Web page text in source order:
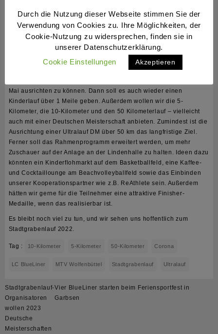
Johannes von ReAthlete im Interview mit Matthias.
Die Pläne für 2022
Wir sind jetzt bereits in der Planung für den Stadtgrabenlauf 2022
Mai ausrichten zu können. Dann soll es auch wieder einen
Kinderlauf über 1 Meile geben. Außerdem wollen wir die 5-
Kilometer, die 10-Kilometer und den 50 Kilometerlauf – vielleicht
auch mit einer Deutschen Meisterschaft anbieten. Zumindest ist die
Ausrichtung einer Ultralauf DM über 50 km das langfristige Ziel.
Ferner soll das Rahmenprogramm erweitert werden, um mehr
Zuschauer auf der Anlage an der Lindenhalle zu halten. Ideen dazu
könnten ein Kinderflohmarkt auf dem Basketballfeld, eine Kaffee-
und Cocktaillounge am Beachvolleyballfeld sowie das Einbinden
unserer Kooperationspartner wie z.B. ReAthlete sein. Außerdem
hätten wir gerne für die Teilnehmer eine attraktive Finisher-
Medaille, wenn das realisierbar ist.
Es bleibt noch viel zu tun, und wir sehen uns hoffentlich zum
Stadtgrabenlauf 2022.
Tag : 10-Kilometer 5-Kilometer 50-Kilometer Corona
LC BlueLiner MTV Wolfenbüttel Stadtgrabenlauf Ultralauf
Beitragsnavigation
Stadtgrabenlauf-
Organisatoren
wollen 2023
Deutsche
Meisterschaften
Vier BlueLiner starten beim Feriensportfest in
Garbsen
Durch die Nutzung dieser Webseite stimmen Sie der
Verwendung von Cookies zu. Ihre Möglichkeiten, der
Cookie-Nutzung zu widersprechen, finden sie in
unserer Datenschutzerklärung.
Cookie Einstellungen
Akzeptieren